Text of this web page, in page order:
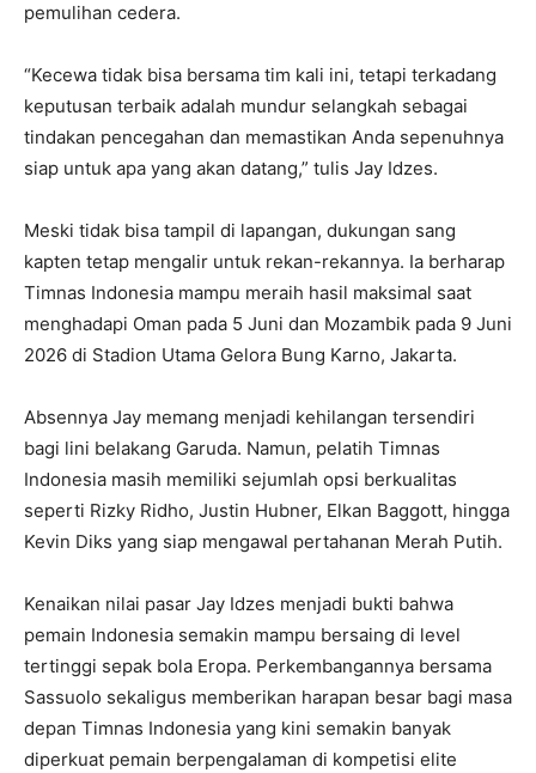
pemulihan cedera.
“Kecewa tidak bisa bersama tim kali ini, tetapi terkadang
keputusan terbaik adalah mundur selangkah sebagai
tindakan pencegahan dan memastikan Anda sepenuhnya
siap untuk apa yang akan datang,” tulis Jay Idzes.
Meski tidak bisa tampil di lapangan, dukungan sang
kapten tetap mengalir untuk rekan-rekannya. Ia berharap
Timnas Indonesia mampu meraih hasil maksimal saat
menghadapi Oman pada 5 Juni dan Mozambik pada 9 Juni
2026 di Stadion Utama Gelora Bung Karno, Jakarta.
Absennya Jay memang menjadi kehilangan tersendiri
bagi lini belakang Garuda. Namun, pelatih Timnas
Indonesia masih memiliki sejumlah opsi berkualitas
seperti Rizky Ridho, Justin Hubner, Elkan Baggott, hingga
Kevin Diks yang siap mengawal pertahanan Merah Putih.
Kenaikan nilai pasar Jay Idzes menjadi bukti bahwa
pemain Indonesia semakin mampu bersaing di level
tertinggi sepak bola Eropa. Perkembangannya bersama
Sassuolo sekaligus memberikan harapan besar bagi masa
depan Timnas Indonesia yang kini semakin banyak
diperkuat pemain berpengalaman di kompetisi elite